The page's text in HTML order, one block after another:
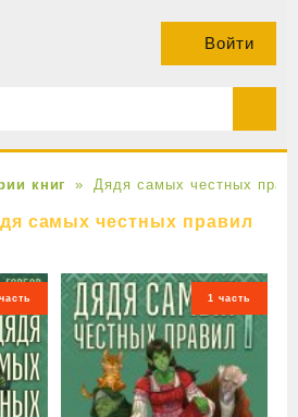
Войти
книг Дядя самых честных
самых честных правил
1 часть